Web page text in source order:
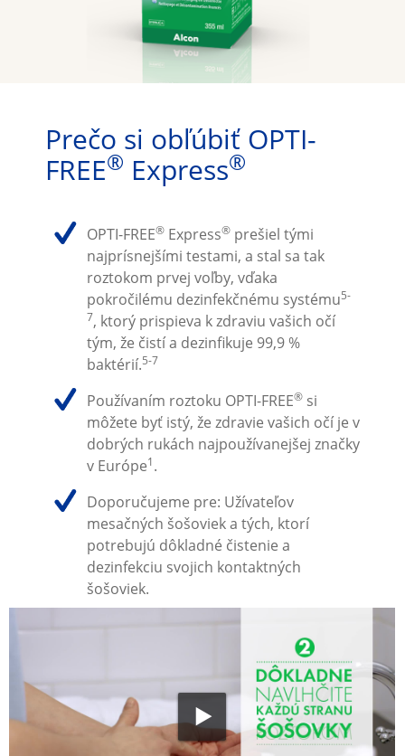
Prečo si obľúbiť OPTI-
FREE® Express®
OPTI-FREE® Express® prešiel tými
najprísnejšími testami, a stal sa tak
roztokom prvej voľby, vďaka
pokročilému dezinfekčnému systému5-
7, ktorý prispieva k zdraviu vašich očí
tým, že čistí a dezinfikuje 99,9 %
baktérií.5-7
Používaním roztoku OPTI-FREE® si
môžete byť istý, že zdravie vašich očí je v
dobrých rukách najpoužívanejšej značky
v Európe1.
Doporučujeme pre: Užívateľov
mesačných šošoviek a tých, ktorí
potrebujú dôkladné čistenie a
dezinfekciu svojich kontaktných
šošoviek.